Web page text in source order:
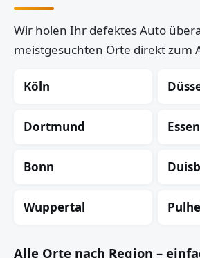
Wir holen Ihr defektes Auto
meistgesuchten Orte direkt zum
Köln
Dortmund Essen
Bonn
Wuppertal
Alle Orte nach Region –